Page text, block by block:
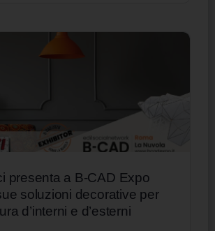
presenta a B-CAD Expo
soluzioni decorative per
d’interni e d’esterni